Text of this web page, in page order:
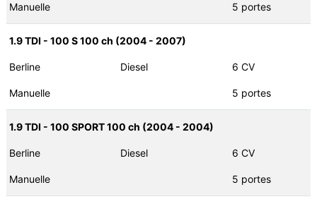
Manuelle 5 portes
1.9 TDI - 100 S 100 ch (2004 - 2007)
Berline Diesel 6 CV
Manuelle 5 portes
1.9 TDI - 100 SPORT 100 ch (2004 - 2004)
Berline Diesel 6 CV
Manuelle 5 portes